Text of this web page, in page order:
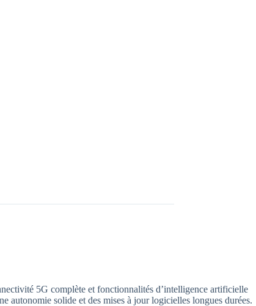
5G complète et fonctionnalités d’intelligence artificielle
autonomie solide et des mises à jour logicielles longues durées.